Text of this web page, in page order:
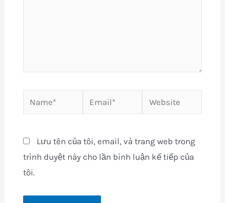
Name* Email* Website
Lưu tên của tôi, email, và trang web trong
trình duyệt này cho lần bình luận kế tiếp của
tôi.